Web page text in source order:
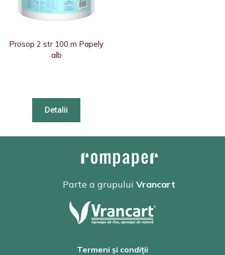
Prosop 2 str 100 m Papely
alb
Detalii
Parte a grupului Vrancart
Termeni și condiții